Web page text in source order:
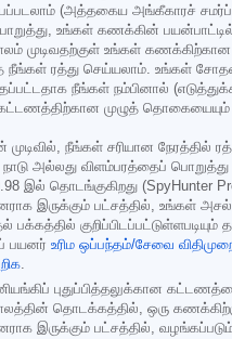
(அத்தகைய அங்கீகாரச்
உங்கள் கணக்கின்
முடிவதற்குள் உங்கள்
ரத்து செய்யலாம். உங்கள்
நீங்கள் நம்பினால்
முழுத் தொகையையும்
நீங்கள் சரியான
அல்லது விளம்பரத்தைப்
இல் தொடங்குகிறது (SpyHunter
இருக்கும் பட்சத்தில், உங்கள்
பயனர் உரிம ஒப்பந்தம்/சேவை
.
புதுப்பித்தலுக்கான
தொடக்கத்தில், ஒரு கணக்கிற்கு
இருக்கும் பட்சத்தில்,